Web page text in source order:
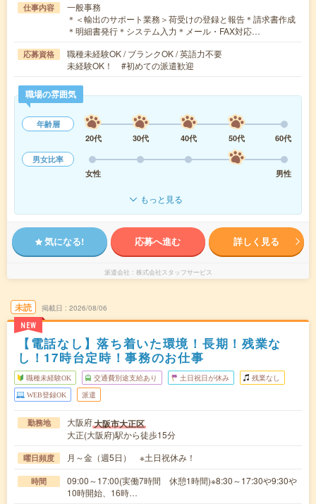
仕事内容
一般事務
＊＜輸出のサポート業務＞荷受けの登録と報告＊請求書作成
＊明細書発行＊システム入力＊メール・FAX対応…
応募資格
職種未経験OK / ブランクOK / 英語力不要
未経験OK！ #初めての派遣歓迎
職場の雰囲気
年齢層
20代
30代 40代 50代
60代
男女比率
女性
男性
もっと見る
気になる! 応募へ進む 詳しく見る
派遣会社 株式会社スタッフサービス
未読
NEW
掲載日 2026/08/06
【電話なし】落ち着いた環境！長期！残業な
し！17時台定時！事務のお仕事
職種未経験OK 交通費別途支給あり 土日祝日が休み 残業なし
WEB登録OK 派遣
勤務地 大阪府大阪市大正区
大正(大阪府)駅から徒歩15分
曜日頻度 月～金（週5日） ※土日祝休み！
時間
09:00～17:00(実働7時間 休憩1時間)※8:30～17:30や9:30や
10時開始、16時…